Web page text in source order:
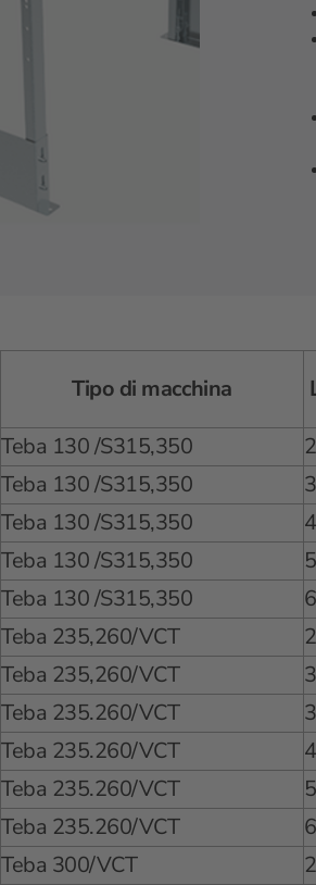
Tipo di macchina
Teba 130 /S315,350
Teba 130 /S315,350
Teba 130 /S315,350
Teba 130 /S315,350
Teba 130 /S315,350
Teba 235,260/VCT
Teba 235,260/VCT
Teba 235.260/VCT
Teba 235.260/VCT
Teba 235.260/VCT
Teba 235.260/VCT
Teba 300/VCT